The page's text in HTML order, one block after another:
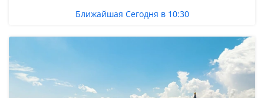
Ближайшая Сегодня в 10:30